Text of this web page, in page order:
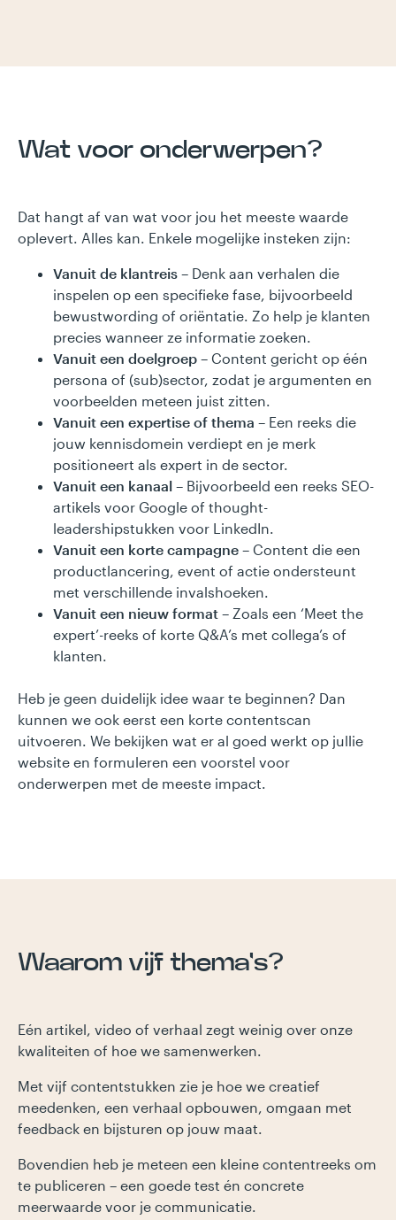
Wat voor onderwerpen?
Dat hangt af van wat voor jou het meeste waarde
oplevert. Alles kan. Enkele mogelijke insteken zijn:
Vanuit de klantreis – Denk aan verhalen die
inspelen op een specifieke fase, bijvoorbeeld
bewustwording of oriëntatie. Zo help je klanten
precies wanneer ze informatie zoeken.
Vanuit een doelgroep – Content gericht op één
persona of (sub)sector, zodat je argumenten en
voorbeelden meteen juist zitten.
Vanuit een expertise of thema – Een reeks die
jouw kennisdomein verdiept en je merk
positioneert als expert in de sector.
Vanuit een kanaal – Bijvoorbeeld een reeks SEO-
artikels voor Google of thought-
leadershipstukken voor LinkedIn.
Vanuit een korte campagne – Content die een
productlancering, event of actie ondersteunt
met verschillende invalshoeken.
Vanuit een nieuw format – Zoals een ‘Meet the
expert’-reeks of korte Q&A’s met collega’s of
klanten.
Heb je geen duidelijk idee waar te beginnen? Dan
kunnen we ook eerst een korte contentscan
uitvoeren. We bekijken wat er al goed werkt op jullie
website en formuleren een voorstel voor
onderwerpen met de meeste impact.
Waarom vijf thema's?
Eén artikel, video of verhaal zegt weinig over onze
kwaliteiten of hoe we samenwerken.
Met vijf contentstukken zie je hoe we creatief
meedenken, een verhaal opbouwen, omgaan met
feedback en bijsturen op jouw maat.
Bovendien heb je meteen een kleine contentreeks om
te publiceren – een goede test én concrete
meerwaarde voor je communicatie.